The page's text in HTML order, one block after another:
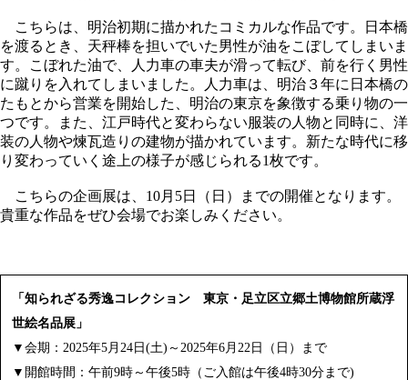
こちらは、明治初期に描かれたコミカルな作品です。日本橋
を渡るとき、天秤棒を担いでいた男性が油をこぼしてしまいま
す。こぼれた油で、人力車の車夫が滑って転び、前を行く男性
に蹴りを入れてしまいました。人力車は、明治３年に日本橋の
たもとから営業を開始した、明治の東京を象徴する乗り物の一
つです。また、江戸時代と変わらない服装の人物と同時に、洋
装の人物や煉瓦造りの建物が描かれています。新たな時代に移
り変わっていく途上の様子が感じられる1枚です。
こちらの企画展は、10月5日（日）までの開催となります。
貴重な作品をぜひ会場でお楽しみください。
「知られざる秀逸コレクション 東京・足立区立郷土博物館所蔵浮
世絵名品展」
▼会期：2025年5月24日(土)～2025年6月22日（日）まで
▼開館時間：午前9時～午後5時（ご入館は午後4時30分まで)